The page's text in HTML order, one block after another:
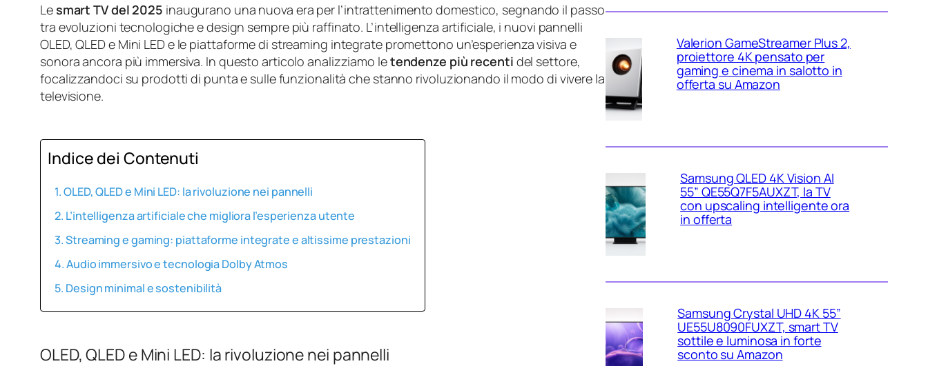
Lesmart TV del 2025 inaugurano una nuova era per l’intrattenimento domestico, segnando il passo
tra evoluzioni tecnologiche e design sempre più raffinato. L’intelligenza artificiale, i nuovi pannelli
OLED, QLED e Mini LED e le piattaforme di streaming integrate promettono un’esperienza visiva e
sonora ancora più immersiva. In questo articolo analizziamo letendenze più recenti del settore,
focalizzandoci su prodotti di punta e sulle funzionalità che stanno rivoluzionando il modo di vivere la
televisione.
Indice dei Contenuti
OLED, QLED e Mini LED: la rivoluzione nei pannelli
L’intelligenza artificiale che migliora l’esperienza utente
Streaming e gaming: piattaforme integrate e altissime prestazioni
Audio immersivo e tecnologia Dolby Atmos
Design minimal e sostenibilità
OLED, QLED e Mini LED: la rivoluzione nei pannelli
Valerion GameStreamer Plus 2,
proiettore 4K pensato per
gaming e cinema in salotto in
offerta su Amazon
Samsung QLED 4K Vision AI
55” QE55Q7F5AUXZT, la TV
con upscaling intelligente ora
in offerta
Samsung Crystal UHD 4K 55”
UE55U8090FUXZT, smart TV
sottile e luminosa in forte
sconto su Amazon